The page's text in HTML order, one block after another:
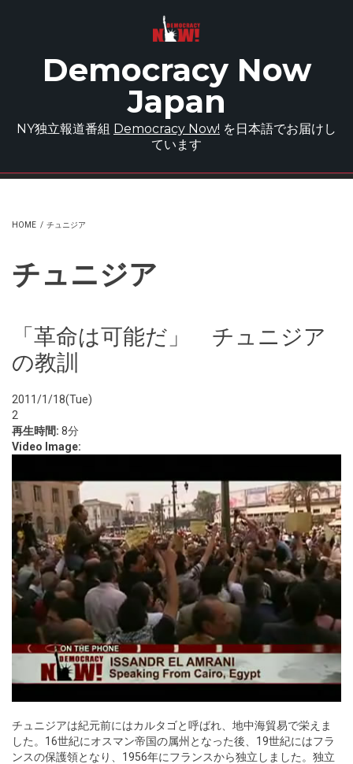
Democracy Now
Japan
NY独立報道番組 Democracy Now! を日本語でお届けし
ています
HOME / チュニジア
チュニジア
「革命は可能だ」 チュニジア
の教訓
2011/1/18(Tue)
2
再生時間: 8分
Video Image:
チュニジアは紀元前にはカルタゴと呼ばれ、地中海貿易で栄えま
した。16世紀にオスマン帝国の属州となった後、19世紀にはフラ
ンスの保護領となり、1956年にフランスから独立しました。独立